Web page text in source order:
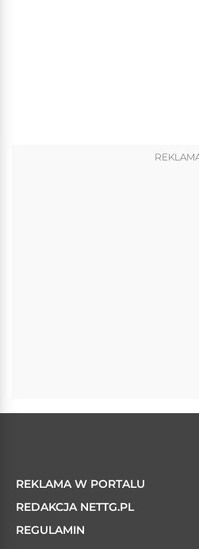
REKLAMA W PORTALU
REDAKCJA NETTG.PL
REGULAMIN